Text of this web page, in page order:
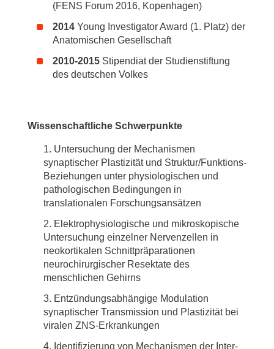
(FENS Forum 2016, Kopenhagen)
2014 Young Investigator Award (1. Platz) der
Anatomischen Gesellschaft
2010-2015 Stipendiat der Studienstiftung
des deutschen Volkes
Wissenschaftliche Schwerpunkte
Untersuchung der Mechanismen
synaptischer Plastizität und Struktur/Funktions-
Beziehungen unter physiologischen und
pathologischen Bedingungen in
translationalen Forschungsansätzen
Elektrophysiologische und mikroskopische
Untersuchung einzelner Nervenzellen in
neokortikalen Schnittpräparationen
neurochirurgischer Resektate des
menschlichen Gehirns
Entzündungsabhängige Modulation
synaptischer Transmission und Plastizität bei
viralen ZNS-Erkrankungen
Identifizierung von Mechanismen der Inter-